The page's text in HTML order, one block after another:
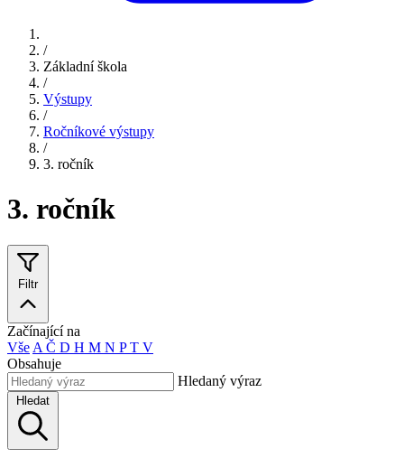
/
Základní škola
/
Výstupy
/
Ročníkové výstupy
/
3. ročník
3. ročník
Filtr
Začínající na
Vše A Č D H M N PT V
Obsahuje
Hledaný výraz
Hledat